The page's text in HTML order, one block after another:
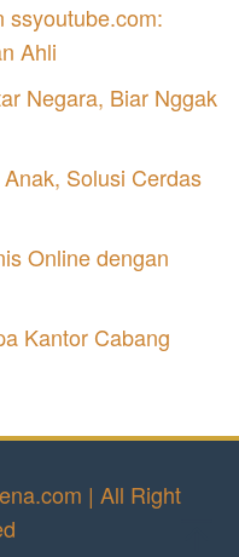
ssyoutube.com:
Ahli
Negara, Biar Nggak
Solusi Cerdas
Online dengan
Kantor Cabang
| All Right